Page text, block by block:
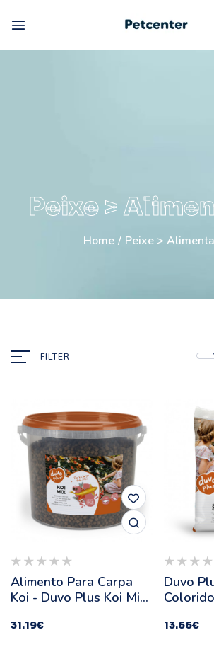
Peixe >
Home / Peixe >
FILTER
Alimento Para Carpa
Koi - Duvo Plus Koi Mix
31.19€
Duvo
15 L
13.66€